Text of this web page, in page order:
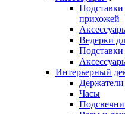
Подставки
прихожей
Ведерки
Подставки
Интерьерный
Часы